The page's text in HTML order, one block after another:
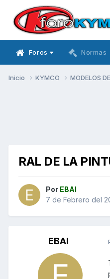
Foros Normas
Inicio KYMCO MODELOS
RAL DE LA
Por EBAI
7 de Febrero del
EBAI